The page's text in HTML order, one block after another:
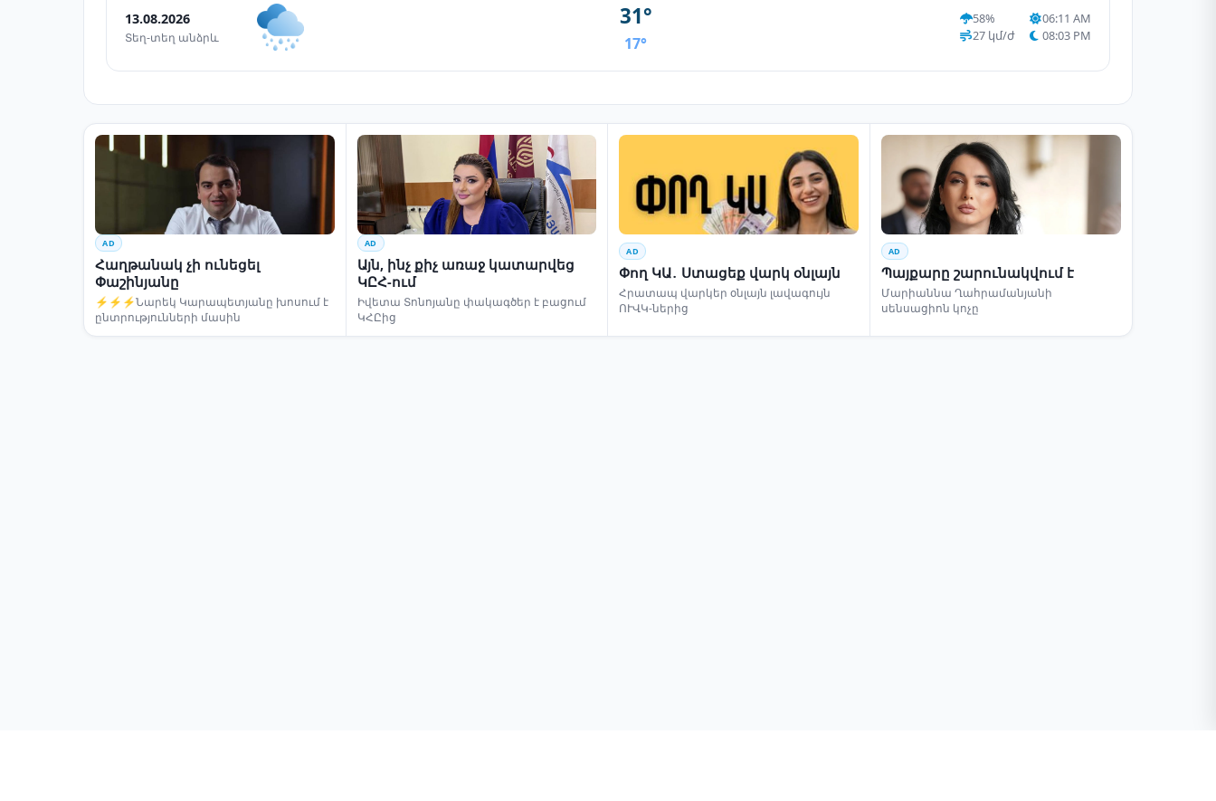
13.08.2026
Տեղ-տեղ անձրև
31°
17°
58%
27 կմ/ժ
06:11 AM
08:03 PM
AD
Հաղթանակ չի ունեցել
Փաշինյանը
⚡⚡⚡Նարեկ Կարապետյանը խոսում է
ընտրությունների մասին
AD
Այն, ինչ քիչ առաջ կատարվեց
ԿԸՀ-ում
Իվետա Տոնոյանը փակագծեր է բացում
ԿՀԸից
AD
Փող ԿԱ․ Ստացեք վարկ օնլայն
Հրատապ վարկեր օնլայն լավագույն
ՈՒՎԿ-ներից
AD
Պայքարը շարունակվում է
Մարիաննա Ղահրամանյանի
սենսացիոն կոչը